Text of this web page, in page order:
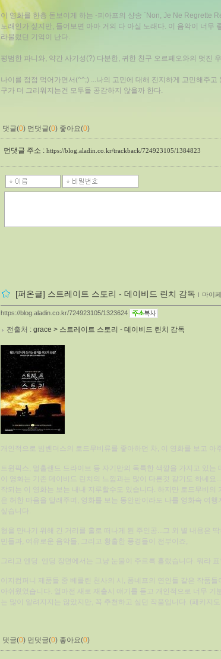
이 영화를 한층 돋보이게 하는 -피아프의 샹송 `Non, Je Ne Regrette
노래인가 싶지만, 들어보면 아마 거의 다 아실 노래다. 이 음악이 너무
라불렀던 기억이 난다.
평범한 파니와, 약간 사기성(?) 다분한, 귀한 친구 오르페오와의 멋진 우
나이를 점점 먹어가면서(^^;) ...나의 고민에 대해 진지하게 고민해주고
구가 더 그리워지는건 모두들 공감하지 않을까 한다.
댓글(0) 먼댓글(0) 좋아요(0)
먼댓글 주소 : https://blog.aladin.co.kr/trackback/724923105/1384823
[퍼온글] 스트레이트 스토리 - 데이비드 린치 감독 ｌ 마이
https://blog.aladin.co.kr/724923105/1323624
전출처 : grace > 스트레이트 스토리 - 데이비드 린치 감독
개인적으로 빔벤더스의 로드무비류를 좋아하던 차, 이 영화를 보고 아
트윈픽스, 멀홀랜드 드라이브 등 자기만의 독특한 색깔을 가지고 있는
이 영화는 기존 데이비드 린치의 느낌과는 많이 다른것 같기도 하네요
작되는 이 영화는 보는 내내 지루할수도 있습니다. 하지만 로드무비의
은 허한 마음을 달래주며, 영화를 보는 동안만이라도 나를 영화속 여
싶습니다.
형을 만나기 위해 긴 거리를 홀로 떠나게 된 주인공...그 외 별 내용은
민들과, 여유로운 음악들, 그리고 황홀한 풍경들이 전부이죠,
그리고 엔딩. 엔딩 장면에서는 그냥 눈물이 주르륵 흘렀습니다. 뭐라
이지컴퍼니 제품들 중 베를린 천사의 시, 퐁네프의 연인들 같은 작품들
아쉬웠었습니다. 얼마전 새로 재출시 얘기를 듣고 개인적으로 너무 기
는 많이 알려지지는 않았지만, 꼭 추천하고 싶던 작품입니다. (패키지
댓글(0) 먼댓글(0) 좋아요(0)